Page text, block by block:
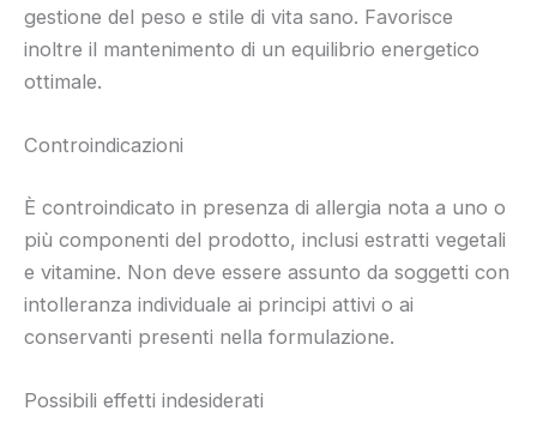
gestione del peso e stile di vita sano. Favorisce
inoltre il mantenimento di un equilibrio energetico
ottimale.
Controindicazioni
È controindicato in presenza di allergia nota a uno o
più componenti del prodotto, inclusi estratti vegetali
e vitamine. Non deve essere assunto da soggetti con
intolleranza individuale ai principi attivi o ai
conservanti presenti nella formulazione.
Possibili effetti indesiderati